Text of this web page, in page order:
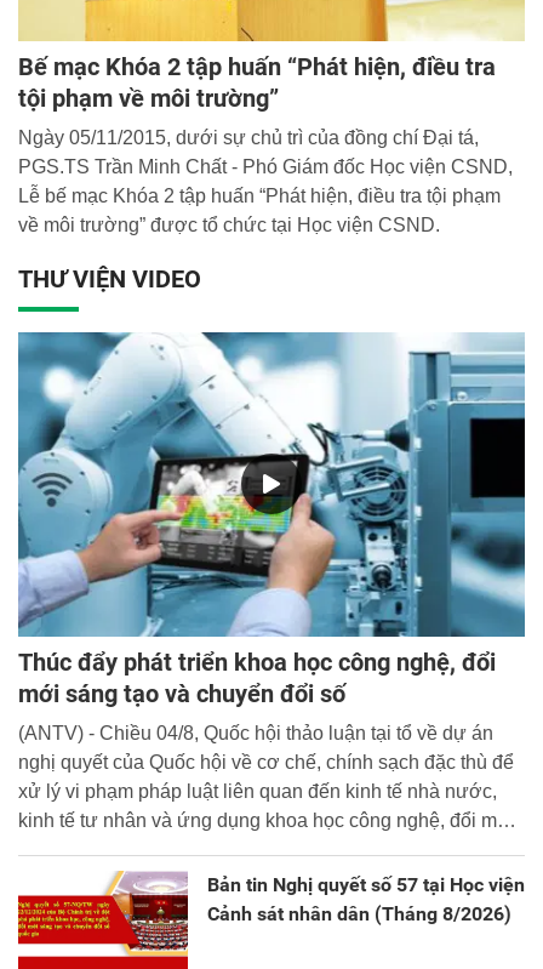
Bế mạc Khóa 2 tập huấn “Phát hiện, điều tra
tội phạm về môi trường”
Ngày 05/11/2015, dưới sự chủ trì của đồng chí Đại tá,
PGS.TS Trần Minh Chất - Phó Giám đốc Học viện CSND,
Lễ bế mạc Khóa 2 tập huấn “Phát hiện, điều tra tội phạm
về môi trường” được tổ chức tại Học viện CSND.
THƯ VIỆN VIDEO
Thúc đẩy phát triển khoa học công nghệ, đổi
mới sáng tạo và chuyển đổi số
(ANTV) - Chiều 04/8, Quốc hội thảo luận tại tổ về dự án
nghị quyết của Quốc hội về cơ chế, chính sạch đặc thù để
xử lý vi phạm pháp luật liên quan đến kinh tế nhà nước,
kinh tế tư nhân và ứng dụng khoa học công nghệ, đổi mới
Bản tin Nghị quyết số 57 tại Học viện
Cảnh sát nhân dân (Tháng 8/2026)